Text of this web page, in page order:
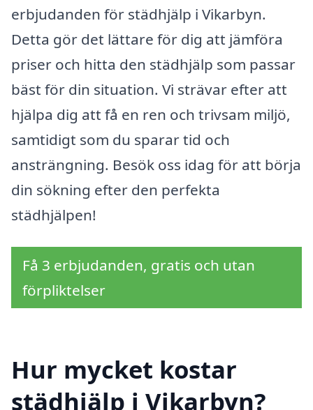
erbjudanden för städhjälp i Vikarbyn.
Detta gör det lättare för dig att jämföra
priser och hitta den städhjälp som passar
bäst för din situation. Vi strävar efter att
hjälpa dig att få en ren och trivsam miljö,
samtidigt som du sparar tid och
ansträngning. Besök oss idag för att börja
din sökning efter den perfekta
städhjälpen!
Få 3 erbjudanden, gratis och utan
förpliktelser
Hur mycket kostar
städhjälp i Vikarbyn?